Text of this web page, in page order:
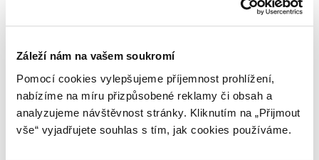
Záleží nám na vašem soukromí
Pomocí cookies vylepšujeme příjemnost prohlížení,
nabízíme na míru přizpůsobené reklamy či obsah a
analyzujeme návštěvnost stránky. Kliknutím na „Přijmout
vše“ vyjadřujete souhlas s tím, jak cookies používáme.
plastová okna velkých rozměrů - např.
a namontovat až do rozměru 1600 x 1600
mm.